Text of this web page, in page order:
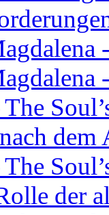
The
The
der